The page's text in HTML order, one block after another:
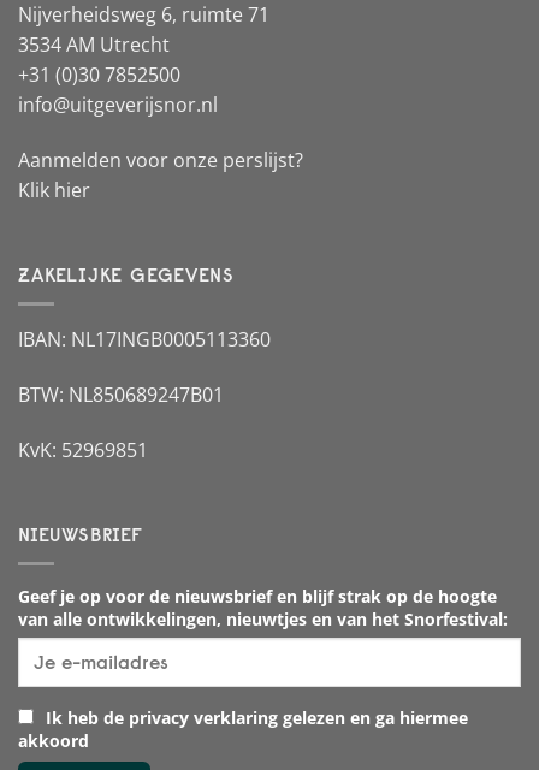
Nijverheidsweg 6, ruimte 71
3534 AM Utrecht
+31 (0)30 7852500
info@uitgeverijsnor.nl
Aanmelden voor onze perslijst?
Klik hier
ZAKELIJKE GEGEVENS
IBAN: NL17INGB0005113360
BTW: NL850689247B01
KvK: 52969851
NIEUWSBRIEF
Geef je op voor de nieuwsbrief en blijf strak op de hoogte
van alle ontwikkelingen, nieuwtjes en van het Snorfestival:
Ik heb de privacy verklaring gelezen en ga hiermee
akkoord